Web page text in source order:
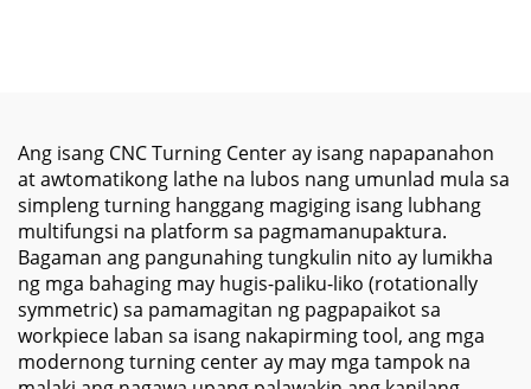
Ang isang CNC Turning Center ay isang napapanahon
at awtomatikong lathe na lubos nang umunlad mula sa
simpleng turning hanggang magiging isang lubhang
multifungsi na platform sa pagmamanupaktura.
Bagaman ang pangunahing tungkulin nito ay lumikha
ng mga bahaging may hugis-paliku-liko (rotationally
symmetric) sa pamamagitan ng pagpapaikot sa
workpiece laban sa isang nakapirming tool, ang mga
modernong turning center ay may mga tampok na